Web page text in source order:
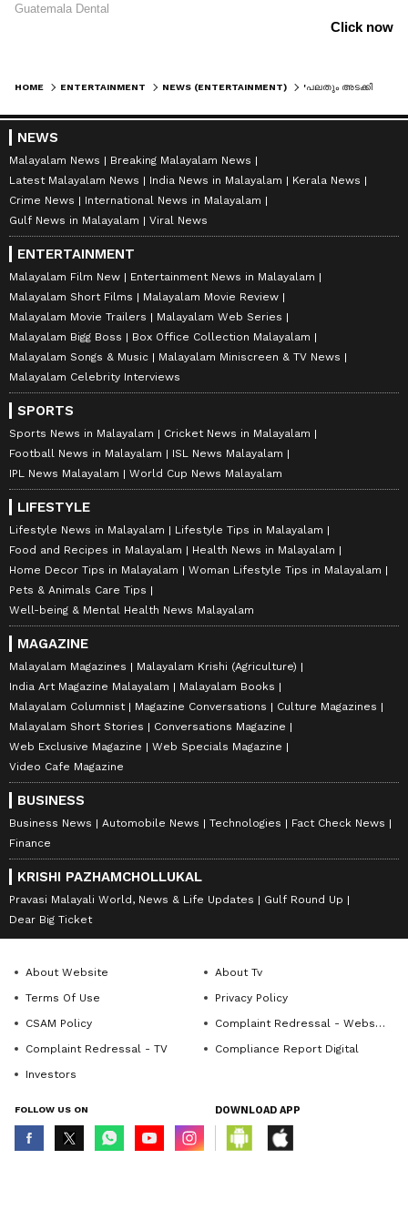
HOME ENTERTAINMENT NEWS (ENTERTAINMENT)
NEWS
Malayalam News
Breaking Malayalam News
Latest Malayalam News
India News in Malayalam
Kerala News
Crime News
International News in Malayalam
Gulf News in Malayalam
Viral News
ENTERTAINMENT
Malayalam Film New
Entertainment News in Malayalam
Malayalam Short Films
Malayalam Movie Review
Malayalam Movie Trailers
Malayalam Web Series
Malayalam Bigg Boss
Box Office Collection Malayalam
Malayalam Songs & Music
Malayalam Miniscreen & TV News
Malayalam Celebrity Interviews
SPORTS
Sports News in Malayalam
Cricket News in Malayalam
Football News in Malayalam
ISL News Malayalam
IPL News Malayalam
World Cup News Malayalam
LIFESTYLE
Lifestyle News in Malayalam
Lifestyle Tips in Malayalam
Food and Recipes in Malayalam
Health News in Malayalam
Home Decor Tips in Malayalam
Woman Lifestyle Tips in Malayalam
Pets & Animals Care Tips
Well-being & Mental Health News Malayalam
MAGAZINE
Malayalam Magazines
Malayalam Krishi (Agriculture)
India Art Magazine Malayalam
Malayalam Books
Malayalam Columnist
Magazine Conversations
Culture Magazines
Malayalam Short Stories
Conversations Magazine
Web Exclusive Magazine
Web Specials Magazine
Video Cafe Magazine
BUSINESS
Business News Automobile News Technologies
Fact Check News
Finance
KRISHI PAZHAMCHOLLUKAL
Pravasi Malayali World, News & Life Updates
Gulf Round Up
Dear Big Ticket
About Website
About Tv
Terms Of Use
Privacy Policy
CSAM Policy
Complaint Redressal - Website
Complaint Redressal - TV
Compliance Report Digital
Investors
FOLLOW US ON DOWNLOAD APP